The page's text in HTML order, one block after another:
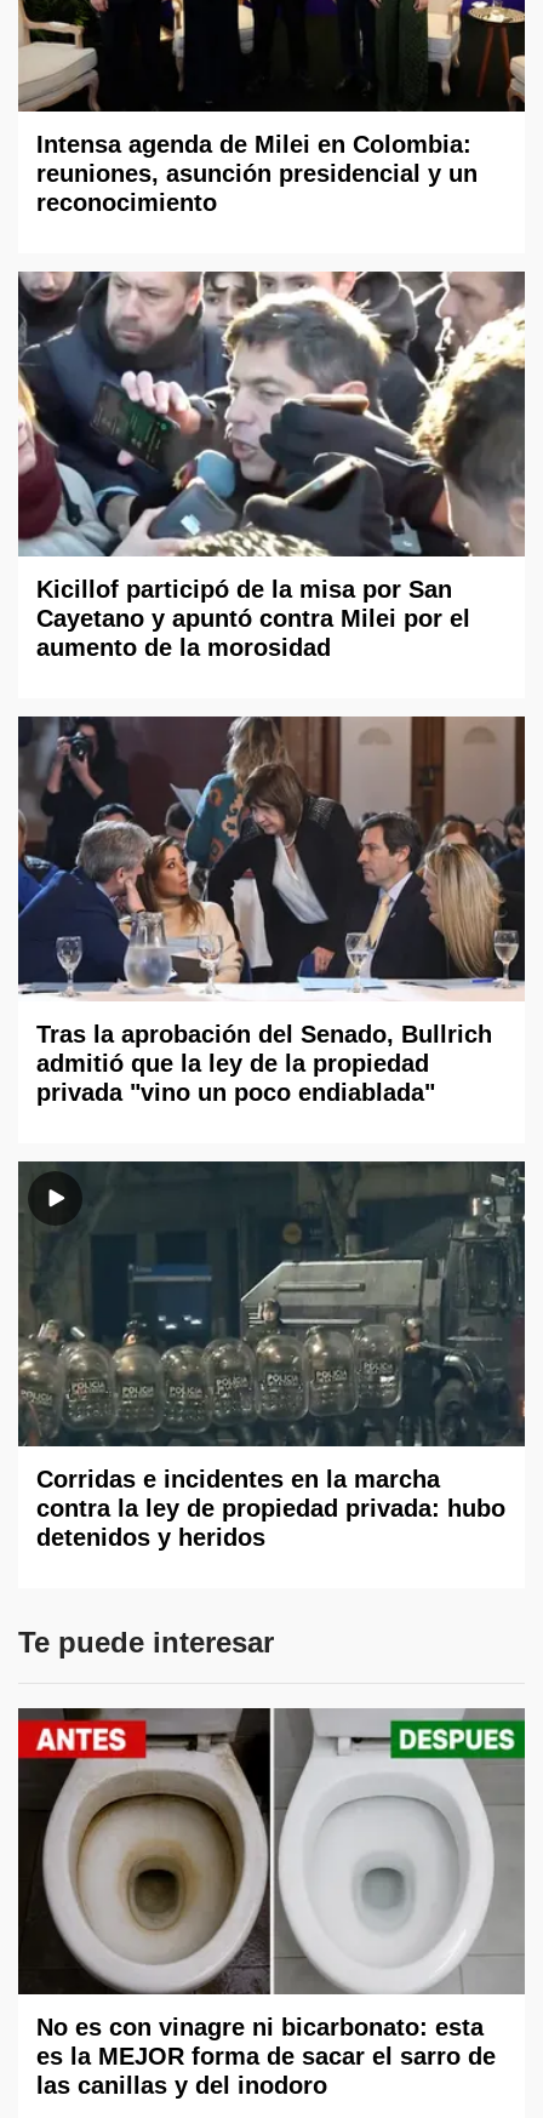
Intensa agenda de Milei en Colombia:
reuniones, asunción presidencial y un
reconocimiento
Kicillof participó de la misa por San
Cayetano y apuntó contra Milei por el
aumento de la morosidad
Tras la aprobación del Senado, Bullrich
admitió que la ley de la propiedad
privada "vino un poco endiablada"
Corridas e incidentes en la marcha
contra la ley de propiedad privada: hubo
detenidos y heridos
Te puede interesar
No es con vinagre ni bicarbonato: esta
es la MEJOR forma de sacar el sarro de
las canillas y del inodoro